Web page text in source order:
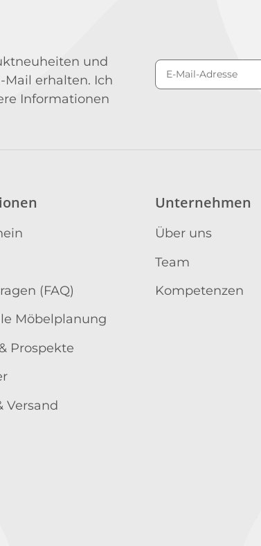
und
Mail erhalten. Ich
Informationen
(FAQ)
Möbelplanung
Prospekte
Versand
Unternehmen
Über uns
Team
Kompetenzen